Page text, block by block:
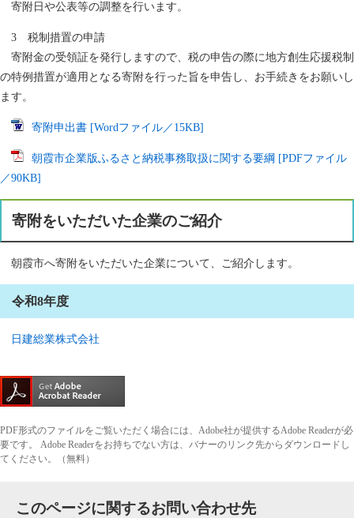
寄附日や公表等の調整を行います。
3 税制措置の申請
寄附金の受領証を発行しますので、税の申告の際に地方創生応援税制
の特例措置が適用となる寄附を行った旨を申告し、お手続きをお願いし
ます。
寄附申出書 [Wordファイル／15KB]
朝霞市企業版ふるさと納税事務取扱に関する要綱 [PDFファイル
／90KB]
寄附をいただいた企業のご紹介
朝霞市へ寄附をいただいた企業について、ご紹介します。
令和8年度
日建総業株式会社
PDF形式のファイルをご覧いただく場合には、Adobe社が提供するAdobe Readerが必
要です。
Adobe Readerをお持ちでない方は、バナーのリンク先からダウンロードし
てください。（無料）
このページに関するお問い合わせ先